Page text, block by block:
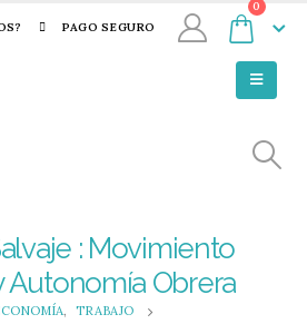
PAGO SEGURO
0
: Movimiento
Autonomía Obrera
,
TRABAJO